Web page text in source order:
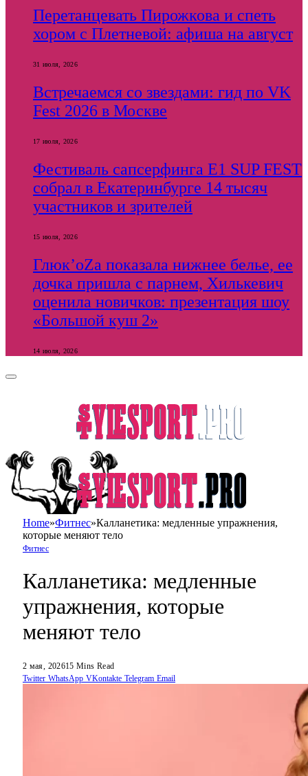
Перетанцевать Пирожкова и спеть
хором с Плетневой: афиша на август
31 июля, 2026
Встречаемся со звездами: гид по VK
Fest 2026 в Москве
17 июля, 2026
Фестиваль сапсерфинга E1 SUP FEST
собрал в Екатеринбурге 14 тысяч
участников и зрителей
15 июля, 2026
Глюк’оZа показала нижнее белье, ее
дочка пришла с парнем, Хилькевич
оценила новичков: презентация шоу
«Большой куш 2»
14 июля, 2026
Home»Фитнес»Калланетика: медленные упражнения,
которые меняют тело
Фитнес
Калланетика: медленные
упражнения, которые
меняют тело
2 мая, 202615 Mins Read
Twitter WhatsApp VKontakte Telegram Email